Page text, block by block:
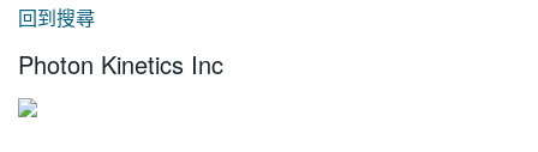
回到搜尋
Photon Kinetics Inc